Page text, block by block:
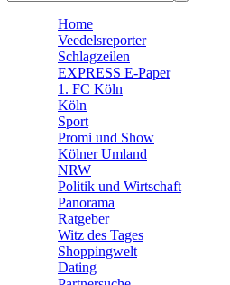
🛒 Shoppingwelt
Home
Veedelsreporter
Schlagzeilen
EXPRESS E-Paper
1. FC Köln
Köln
Sport
Promi und Show
Kölner Umland
NRW
Politik und Wirtschaft
Panorama
Ratgeber
Witz des Tages
Shoppingwelt
Dating